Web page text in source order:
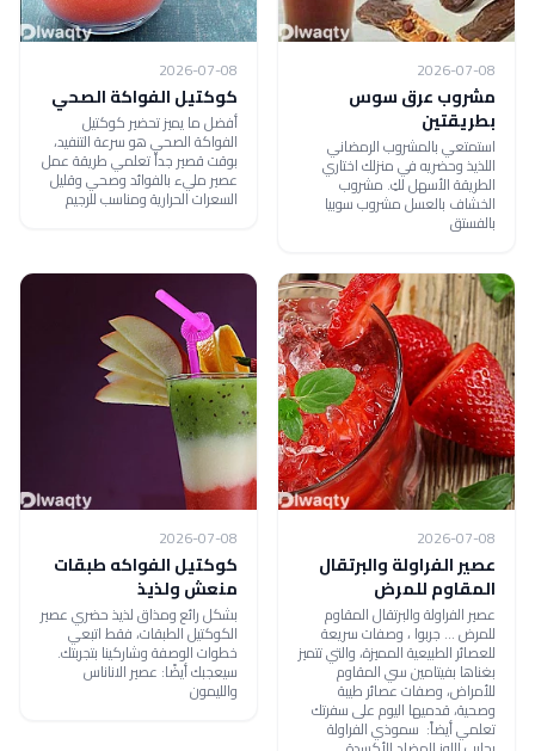
2026-07-08
مشروب عرق سوس
بطريقتين
استمتعي بالمشروب الرمضاني
اللذيذ وحضريه في منزلك اختاري
الطريقة الأسهل لكِ. مشروب
الخشاف بالعسل مشروب سوبيا
بالفستق
2026-07-08
كوكتيل الفواكة الصحي
أفضل ما يميز تحضير كوكتيل
الفواكة الصحي هو سرعة التنفيد،
بوقت قصير جداً تعلمي طريقة عمل
عصير مليء بالفوائد وصحي وقليل
السعرات الحرارية ومناسب للرجيم
2026-07-08
عصير الفراولة والبرتقال
المقاوم للمرض
عصير الفراولة والبرتقال المقاوم
للمرض ... جربوا ، وصفات سريعة
للعصائر الطبيعية المميزة، والتي تتميز
بغناها بفيتامين سي المقاوم
للأمراض، وصفات عصائر طيبة
وصحية، قدميها اليوم على سفرتك
تعلمي أيضاً: سموذي الفراولة
2026-07-08
كوكتيل الفواكه طبقات
منعش ولذيذ
بشكل رائع ومذاق لذيذ حضري عصير
الكوكتيل الطبقات، فقط اتبعي
خطوات الوصفة وشاركينا بتجربتك.
سيعجبك أيضًا: عصير الاناناس
والليمون